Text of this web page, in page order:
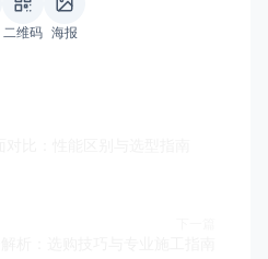
二维码 海报